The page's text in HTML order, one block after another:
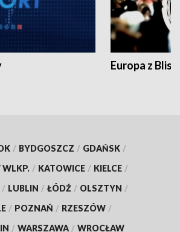
Europa z
/ BYDGOSZCZ / GDAŃSK /
WLKP. / KATOWICE / KIELCE /
/ LUBLIN / ŁÓDŹ / OLSZTYN /
/ POZNAŃ / RZESZÓW /
/ WARSZAWA / WROCŁAW